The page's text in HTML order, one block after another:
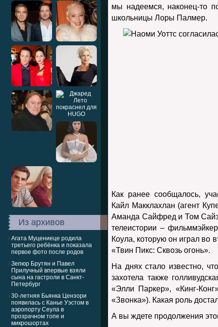
Из архивов
Агата Муцениеце родила
третьего ребёнка и показала
первое фото после родов
Зепюр Брутян и Павел
Прилучный впервые взяли
сына на гастроли в Санкт-
Петербург
30-летняя Бьянка Цензори
появилась с Канье Уэстом в
аэропорту Сеула в
прозрачном топе и
микрошортах
мы надеемся, наконец-то
школьницы Лоры Палмер.
Как ранее сообщалось,
Кайл Макклахлан (агент
Аманда Сайфред и Том
телеистории –
Коула, которую он играл во
«Твин Пикс: Сквозь огонь».
На днях стало известно,
захотела также
«Элли Паркер», «Кинг-
«Звонка»). Какая роль
А вы ждете продолжения